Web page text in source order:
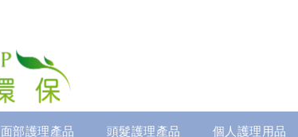
面部護理產品 頭髮護理產品 個人護理用品